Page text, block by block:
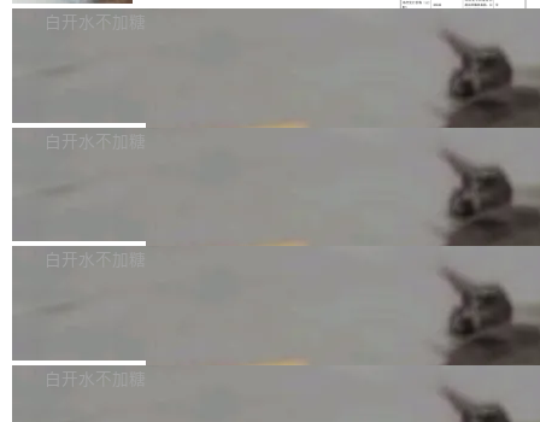
计是基于早期模型的能力—...
可以用来分析、提炼、审阅、建议，但不能用来
不得生成涉及安全性的关键变更，除非作者本身
有限公司披露IPO发行价格及战略配售结果，杭
36个月。 公告显示，本次宇树科技战略配售对
员工参与设立的专项资产管理计划。其中，Dee
获配9...
白开水不加糖
Bug fixes and enhancements 修复多次传递同
一个回归问题，该问题导致拉取镜像时会拒绝包
题，该问题可能导致在旧版 Linux 内核...
白开水不加糖
e 孵化器项目管理委员会（IPMC）投票中获得
P）！这一里程碑不仅标志着 Fluss 迈入新的发
白开水不加糖
长期停止内容更新，未能实现其作为“AI版维基百
白开水不加糖